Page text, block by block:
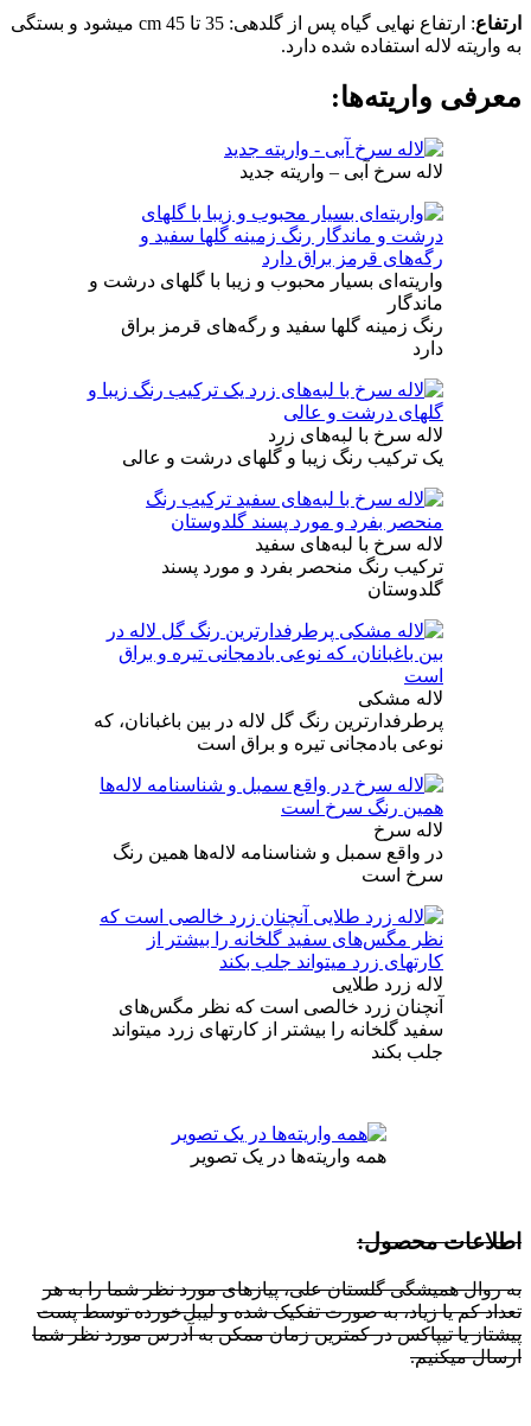
ارتفاع
: ارتفاع نهایی گیاه پس از گلدهی: 35 تا 45 cm میشود و بستگی
به واریته لاله استفاده شده دارد.
معرفی واریته‌ها:
لاله سرخ آبی – واریته جدید
واریته‌ای بسیار محبوب و زیبا با گلهای درشت و
ماندگار
رنگ زمینه گلها سفید و رگه‌های قرمز براق
دارد
لاله سرخ با لبه‌های زرد
یک ترکیب رنگ زیبا و گلهای درشت و عالی
لاله سرخ با لبه‌های سفید
ترکیب رنگ منحصر بفرد و مورد پسند
گلدوستان
لاله مشکی
پرطرفدارترین رنگ گل لاله در بین باغبانان، که
نوعی بادمجانی تیره و براق است
لاله سرخ
در واقع سمبل و شناسنامه لاله‌ها همین رنگ
سرخ است
لاله زرد طلایی
آنچنان زرد خالصی است که نظر مگس‌های
سفید گلخانه را بیشتر از کارتهای زرد میتواند
جلب بکند
همه واریته‌ها در یک تصویر
اطلاعات محصول:
به روال همیشگی گلستان علی، پیازهای مورد نظر شما را به هر
تعداد کم یا زیاد، به صورت تفکیک شده و لیبل‌خورده توسط پست
پیشتاز یا تیپاکس در کمترین زمان ممکن به آدرس مورد نظر شما
ارسال میکنیم.